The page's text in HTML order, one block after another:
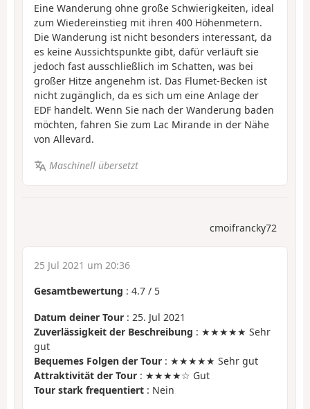
Eine Wanderung ohne große Schwierigkeiten, ideal
zum Wiedereinstieg mit ihren 400 Höhenmetern.
Die Wanderung ist nicht besonders interessant, da
es keine Aussichtspunkte gibt, dafür verläuft sie
jedoch fast ausschließlich im Schatten, was bei
großer Hitze angenehm ist. Das Flumet-Becken ist
nicht zugänglich, da es sich um eine Anlage der
EDF handelt. Wenn Sie nach der Wanderung baden
möchten, fahren Sie zum Lac Mirande in der Nähe
von Allevard.
Maschinell übersetzt
cmoifrancky72
25 Jul 2021 um 20:36
Gesamtbewertung : 4.7 / 5
Datum deiner Tour : 25. Jul 2021
Zuverlässigkeit der Beschreibung : ★★★★★ Sehr
gut
Bequemes Folgen der Tour : ★★★★★ Sehr gut
Attraktivität der Tour : ★★★★☆ Gut
Tour stark frequentiert : Nein